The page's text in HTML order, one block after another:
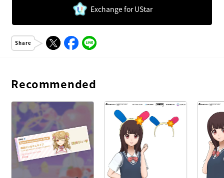
Exchange for UStar
Share
Recommended